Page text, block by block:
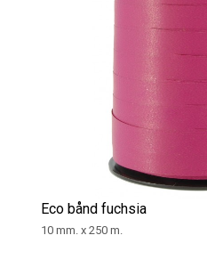
Eco bånd fuchsia
10 mm. x 250 m.